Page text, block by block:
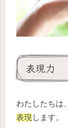
表現力
わたしたちは、
表現 します。